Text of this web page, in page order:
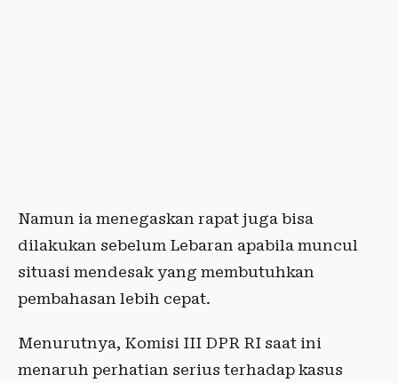
Namun ia menegaskan rapat juga bisa
dilakukan sebelum Lebaran apabila muncul
situasi mendesak yang membutuhkan
pembahasan lebih cepat.
Menurutnya, Komisi III DPR RI saat ini
menaruh perhatian serius terhadap kasus